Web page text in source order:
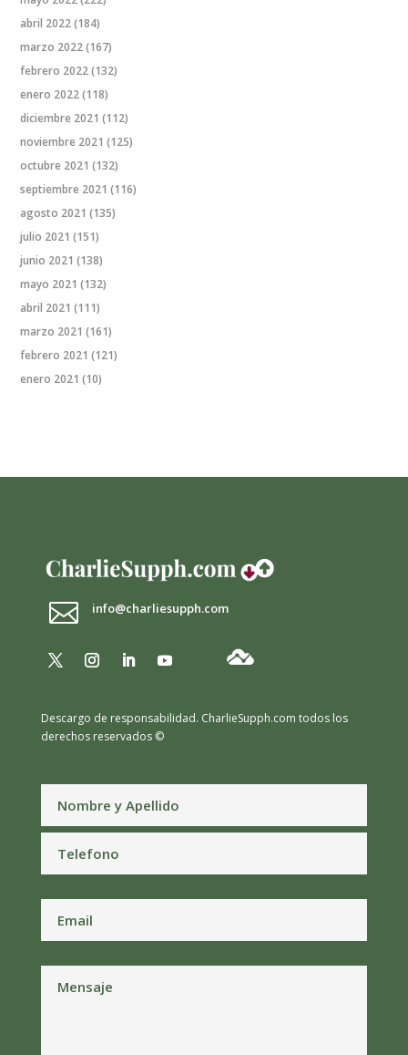
abril 2022(184)
marzo 2022(167)
febrero 2022(132)
enero 2022(118)
diciembre 2021 (112)
noviembre 2021 (125)
octubre 2021 (132)
septiembre 2021 (116)
agosto 2021 (135)
julio 2021 (151)
junio 2021 (138)
mayo 2021 (132)
abril 2021 (111)
marzo 2021 (161)
febrero 2021 (121)
enero 2021 (10)
 info@charliesupph.com
Descargo de responsabilidad. CharlieSupph.com todos los
derechos reservados ©